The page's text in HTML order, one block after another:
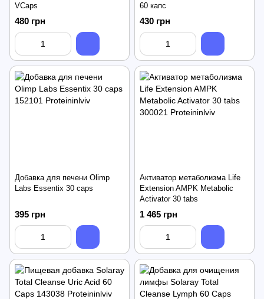
VCaps
480 грн
60 капс
430 грн
Добавка для печени Olimp
Labs Essentix 30 caps
395 грн
Активатор метаболизма Life
Extension AMPK Metabolic
Activator 30 tabs
1 465 грн